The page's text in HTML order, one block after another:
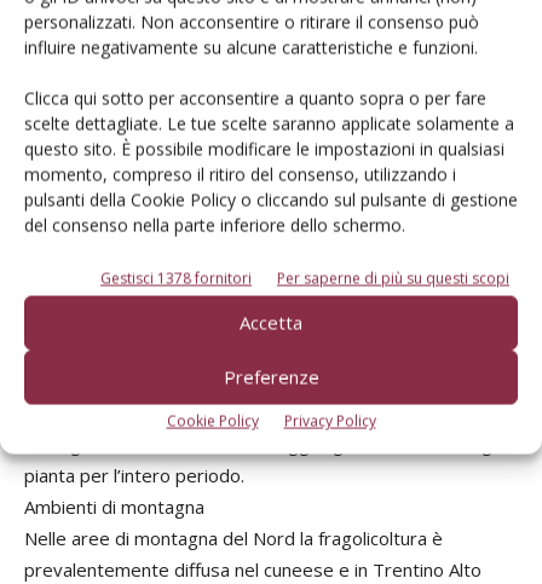
personalizzati. Non acconsentire o ritirare il consenso può
influire negativamente su alcune caratteristiche e funzioni.
Clicca qui sotto per acconsentire a quanto sopra o per fare
scelte dettagliate. Le tue scelte saranno applicate solamente a
questo sito. È possibile modificare le impostazioni in qualsiasi
momento, compreso il ritiro del consenso, utilizzando i
pulsanti della Cookie Policy o cliccando sul pulsante di gestione
del consenso nella parte inferiore dello schermo.
Gestisci 1378 fornitori Per saperne di più su questi scopi
Accetta
Preferenze
Cookie Policy Privacy Policy
pacciamante che consente un significativo ritardo
dell’epoca di maturazione in primavera che, unito al ritardo
della copertura del tunnel alla fase di pre-maturazione dei
frutti, consente complessivamente un ritardo fino a 3-4
settimane rispetto alla coltura tradizionale. Nel Veronese si
stanno diffondendo anche tecniche finalizzate ad allungare
il periodo di raccolta grazie alla messa a dimora di piante
nella prima decade di luglio. Oculate asportazioni delle
prime infiorescenze emesse dalle piante (differenziate in
vivaio l’anno precedente) consentono un ottimale sviluppo
vegetativo della pianta durante i mesi estivi e la sua
predisposizione ad un significativo flusso produttivo da
pianta per l’intero periodo.
Ambienti di montagna
Nelle aree di montagna del Nord la fragolicoltura è
prevalentemente diffusa nel cuneese e in Trentino Alto